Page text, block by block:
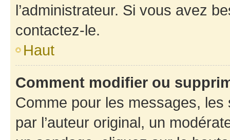
l’administrateur. Si vous avez
contactez-le.
Haut
Comment modifier ou
Comme pour les messages,
par l’auteur original, un